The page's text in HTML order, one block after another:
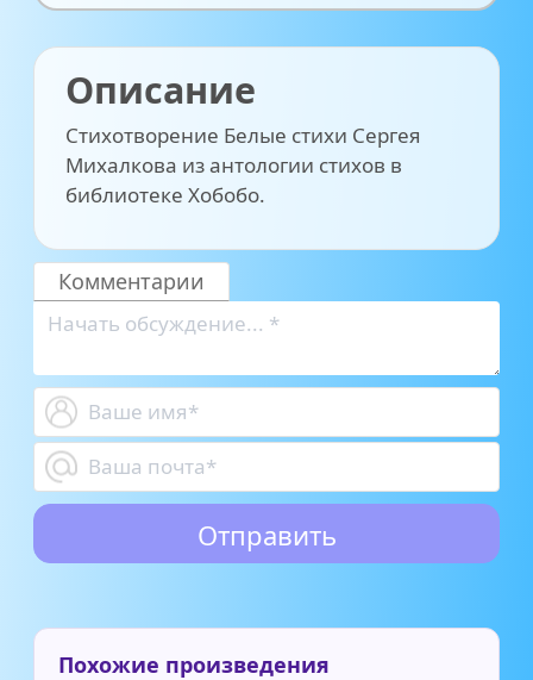
Описание
Стихотворение Белые стихи Сергея
Михалкова из антологии стихов в
библиотеке Хобобо.
Комментарии
Похожие произведения